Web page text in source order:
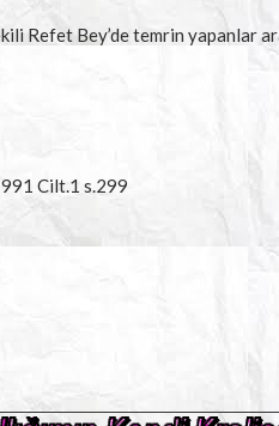
Refet Bey’de temrin yapanlar
Cilt.1 s.299